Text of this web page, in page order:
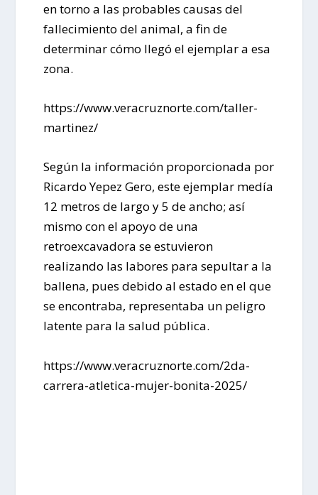
en torno a las probables causas del
fallecimiento del animal, a fin de
determinar cómo llegó el ejemplar a esa
zona.
https://www.veracruznorte.com/taller-
martinez/
Según la información proporcionada por
Ricardo Yepez Gero, este ejemplar medía
12 metros de largo y 5 de ancho; así
mismo con el apoyo de una
retroexcavadora se estuvieron
realizando las labores para sepultar a la
ballena, pues debido al estado en el que
se encontraba, representaba un peligro
latente para la salud pública.
https://www.veracruznorte.com/2da-
carrera-atletica-mujer-bonita-2025/